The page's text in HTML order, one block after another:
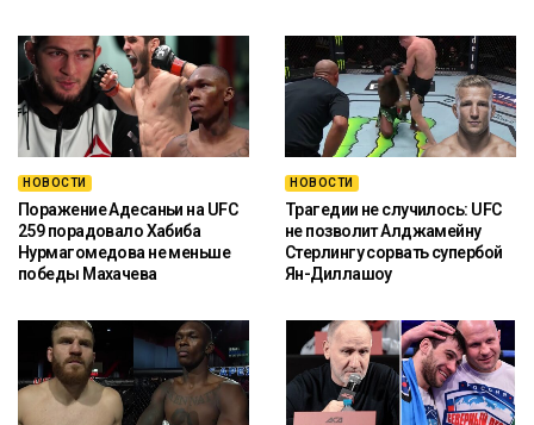
НОВОСТИ
Поражение Адесаньи на UFC
259 порадовало Хабиба
Нурмагомедова не меньше
победы Махачева
НОВОСТИ
Трагедии не случилось: UFC
не позволит Алджамейну
Стерлингу сорвать супербой
Ян-Диллашоу